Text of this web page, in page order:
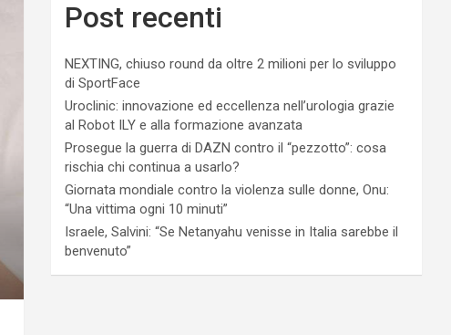
Post recenti
NEXTING, chiuso round da oltre 2 milioni per lo sviluppo
di SportFace
Uroclinic: innovazione ed eccellenza nell’urologia grazie
al Robot ILY e alla formazione avanzata
Prosegue la guerra di DAZN contro il “pezzotto”: cosa
rischia chi continua a usarlo?
Giornata mondiale contro la violenza sulle donne, Onu:
“Una vittima ogni 10 minuti”
Israele, Salvini: “Se Netanyahu venisse in Italia sarebbe il
benvenuto”